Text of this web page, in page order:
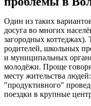
Один из таких
досуга во многих
загородных
родителей, школьных
и муниципальных
молодёжи. Проще
месту жительства
"продуктивного"
поездки в крупные